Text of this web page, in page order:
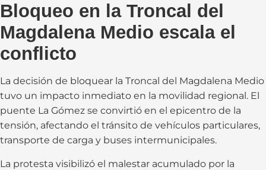
Bloqueo en la Troncal del
Magdalena Medio escala el
conflicto
La decisión de bloquear la Troncal del Magdalena Medio
tuvo un impacto inmediato en la movilidad regional. El
puente La Gómez se convirtió en el epicentro de la
tensión, afectando el tránsito de vehículos particulares,
transporte de carga y buses intermunicipales.
La protesta visibilizó el malestar acumulado por la